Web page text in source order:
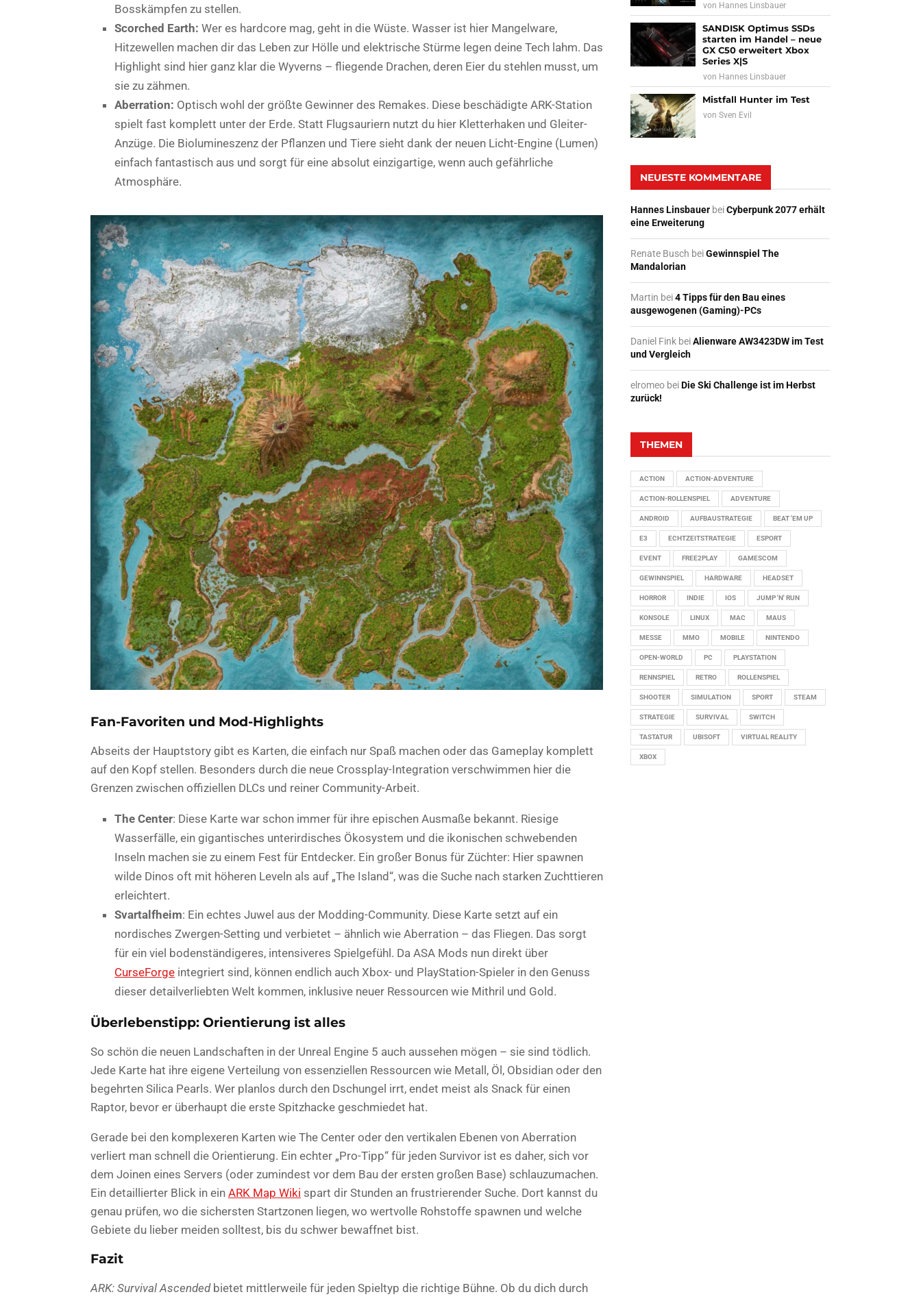
Bosskämpfen zu stellen.
Scorched Earth: Wer es hardcore mag, geht in die Wüste. Wasser ist hier Mangelware,
Hitzewellen machen dir das Leben zur Hölle und elektrische Stürme legen deine Tech lahm. Das
Highlight sind hier ganz klar die Wyverns – fliegende Drachen, deren Eier du stehlen musst, um
sie zu zähmen.
Aberration: Optisch wohl der größte Gewinner des Remakes. Diese beschädigte ARK-Station
spielt fast komplett unter der Erde. Statt Flugsauriern nutzt du hier Kletterhaken und Gleiter-
Anzüge. Die Biolumineszenz der Pflanzen und Tiere sieht dank der neuen Licht-Engine (Lumen)
einfach fantastisch aus und sorgt für eine absolut einzigartige, wenn auch gefährliche
Atmosphäre.
Fan-Favoriten und Mod-Highlights
Abseits der Hauptstory gibt es Karten, die einfach nur Spaß machen oder das Gameplay komplett
auf den Kopf stellen. Besonders durch die neue Crossplay-Integration verschwimmen hier die
Grenzen zwischen offiziellen DLCs und reiner Community-Arbeit.
The Center: Diese Karte war schon immer für ihre epischen Ausmaße bekannt. Riesige
Wasserfälle, ein gigantisches unterirdisches Ökosystem und die ikonischen schwebenden
Inseln machen sie zu einem Fest für Entdecker. Ein großer Bonus für Züchter: Hier spawnen
wilde Dinos oft mit höheren Leveln als auf „The Island“, was die Suche nach starken Zuchttieren
erleichtert.
Svartalfheim: Ein echtes Juwel aus der Modding-Community. Diese Karte setzt auf ein
nordisches Zwergen-Setting und verbietet – ähnlich wie Aberration – das Fliegen. Das sorgt
für ein viel bodenständigeres, intensiveres Spielgefühl. Da ASA Mods nun direkt über
CurseForge integriert sind, können endlich auch Xbox- und PlayStation-Spieler in den Genuss
dieser detailverliebten Welt kommen, inklusive neuer Ressourcen wie Mithril und Gold.
Überlebenstipp: Orientierung ist alles
So schön die neuen Landschaften in der Unreal Engine 5 auch aussehen mögen – sie sind tödlich.
Jede Karte hat ihre eigene Verteilung von essenziellen Ressourcen wie Metall, Öl, Obsidian oder den
begehrten Silica Pearls. Wer planlos durch den Dschungel irrt, endet meist als Snack für einen
Raptor, bevor er überhaupt die erste Spitzhacke geschmiedet hat.
Gerade bei den komplexeren Karten wie The Center oder den vertikalen Ebenen von Aberration
verliert man schnell die Orientierung. Ein echter „Pro-Tipp“ für jeden Survivor ist es daher, sich vor
dem Joinen eines Servers (oder zumindest vor dem Bau der ersten großen Base) schlauzumachen.
Ein detaillierter Blick in ein ARK Map Wiki spart dir Stunden an frustrierender Suche. Dort kannst du
genau prüfen, wo die sichersten Startzonen liegen, wo wertvolle Rohstoffe spawnen und welche
Gebiete du lieber meiden solltest, bis du schwer bewaffnet bist.
Fazit
ARK: Survival Ascendedbietet mittlerweile für jeden Spieltyp die richtige Bühne. Ob du dich durch
von Hannes Linsbauer
SANDISK Optimus SSDs
starten im Handel – neue
GX C50 erweitert Xbox
Series X|S
von Hannes Linsbauer
Mistfall Hunter im Test
vonSven Evil
NEUESTE KOMMENTARE
Hannes Linsbauer beiCyberpunk 2077 erhält
eine Erweiterung
Renate Busch beiGewinnspiel The
Mandalorian
Martin bei4 Tipps für den Bau eines
ausgewogenen (Gaming)-PCs
Daniel Fink beiAlienware AW3423DW im Test
und Vergleich
elromeo beiDie Ski Challenge ist im Herbst
zurück!
THEMEN
ACTION ACTION-ADVENTURE
ACTION-ROLLENSPIEL ADVENTURE
ANDROID AUFBAUSTRATEGIE BEAT 'EM UP
E3 ECHTZEITSTRATEGIE ESPORT
EVENT FREE2PLAY GAMESCOM
GEWINNSPIEL HARDWARE HEADSET
HORROR INDIE IOS JUMP 'N' RUN
KONSOLE LINUX MAC MAUS
MESSE MMO MOBILE NINTENDO
OPEN-WORLD PC PLAYSTATION
RENNSPIEL RETRO ROLLENSPIEL
SHOOTER SIMULATION SPORT STEAM
STRATEGIE SURVIVAL SWITCH
TASTATUR UBISOFT VIRTUAL REALITY
XBOX